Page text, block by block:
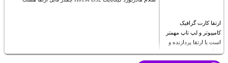
ارتقا کارت گرافیک
کامپیوتر و لپ تاپ مهمتر
است یا ارتقا پردازنده و
رم؟